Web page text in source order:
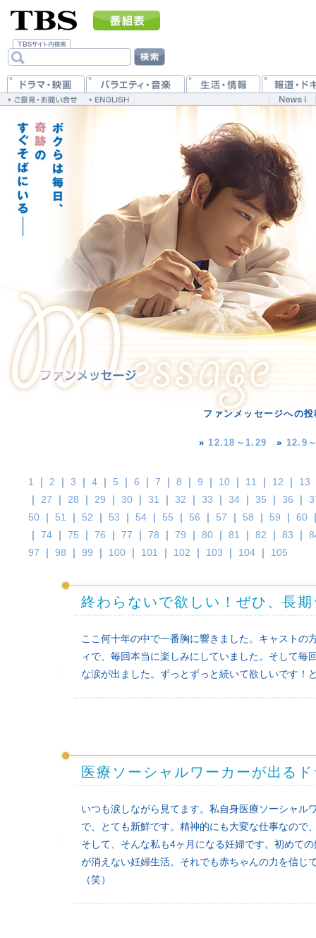
ファンメッセージへの
»12.18～1.29 » 12.9
1 ｜ 2 ｜ 3 ｜ 4 ｜ 5 ｜ 6 ｜ 7 ｜ 8 ｜ 9 ｜ 10 ｜ 11 ｜ 12 ｜ 13
｜ 27 ｜ 28 ｜ 29 ｜ 30 ｜ 31 ｜ 32 ｜ 33 ｜ 34 ｜ 35 ｜ 36 ｜
50 ｜ 51 ｜ 52 ｜ 53 ｜ 54 ｜ 55 ｜ 56 ｜ 57 ｜ 58 ｜ 59 ｜ 60
｜ 74 ｜ 75 ｜ 76 ｜ 77 ｜ 78 ｜ 79 ｜ 80 ｜ 81 ｜ 82 ｜ 83 ｜
97 ｜ 98 ｜ 99 ｜ 100 ｜ 101 ｜ 102 ｜ 103 ｜ 104 ｜ 105
終わらないで欲しい！ぜひ、長
ここ何十年の中で一番胸に響きました。キャスト
ィで、毎回本当に楽しみにしていました。そして
な涙が出ました。ずっとずっと続いて欲しいです！
医療ソーシャルワーカーが出る
いつも涙しながら見てます。私自身医療ソーシャル
で、とても新鮮です。精神的にも大変な仕事なので
そして、そんな私も4ヶ月になる妊婦です。初めて
が消えない妊婦生活。それでも赤ちゃんの力を信じ
（笑）